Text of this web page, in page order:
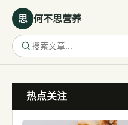
思 何不思营养
营养与饮食
热点关注